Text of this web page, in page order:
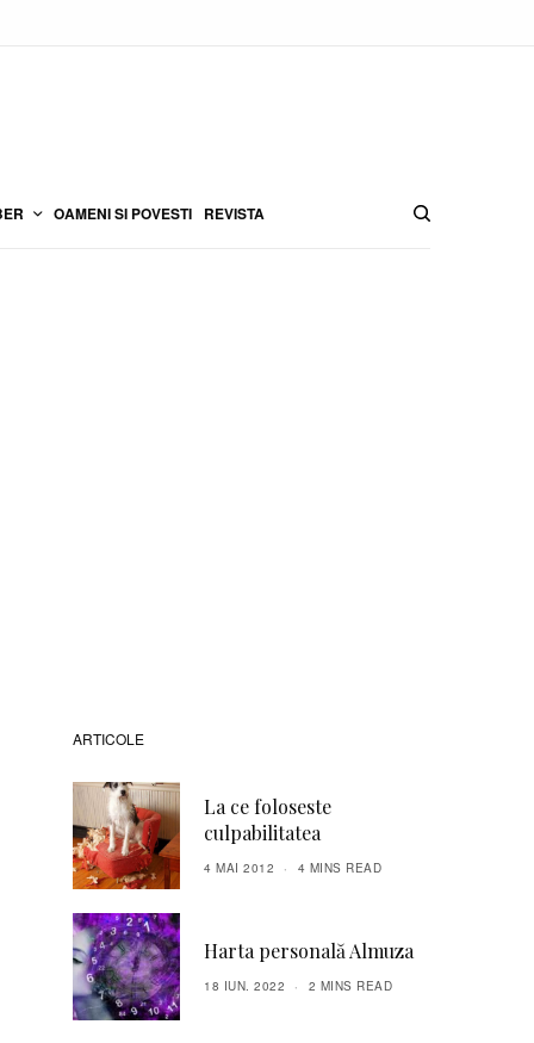
OAMENI SI POVESTI REVISTA
ARTICOLE
La ce foloseste
culpabilitatea
4 MAI 2012 4 MINS READ
Harta personală Almuza
18 IUN. 2022 2 MINS READ